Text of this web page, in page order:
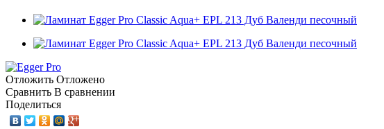
Отложить Отложено
Сравнить В сравнении
Поделиться